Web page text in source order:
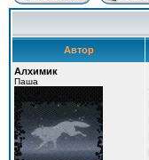
Автор
Алхимик
Паша